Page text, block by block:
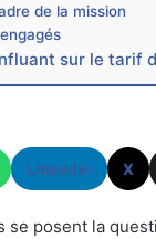
de la mission
sur le tarif
LinkedIn X
se posent la